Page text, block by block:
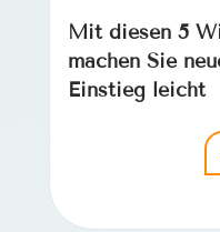
Mit diesen 5
machen Sie
Einstieg leicht